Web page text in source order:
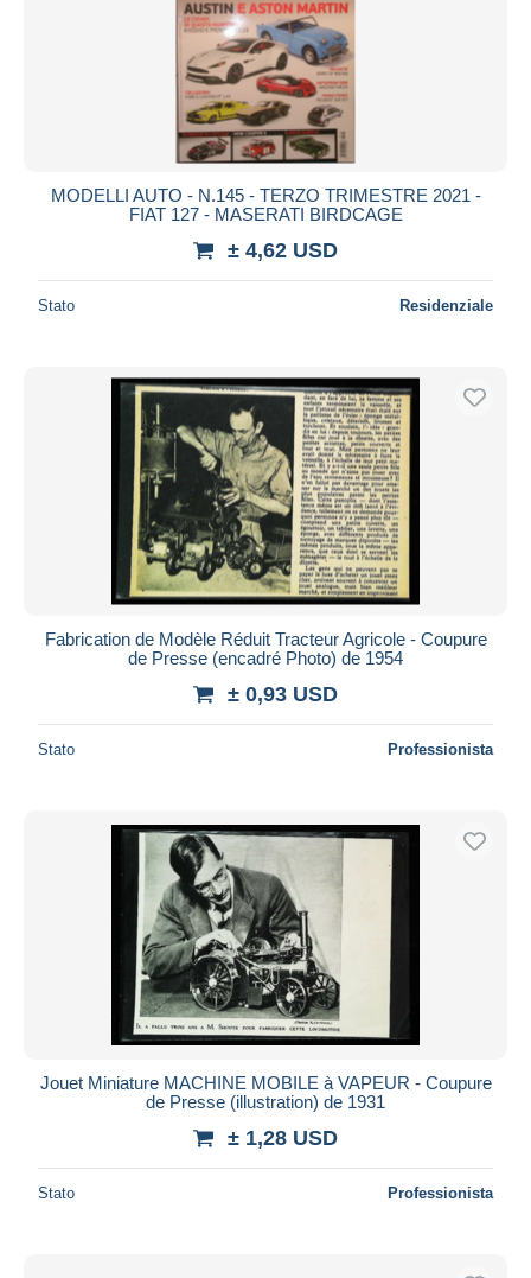
MODELLI AUTO - N.145 - TERZO TRIMESTRE 2021 -
FIAT 127 - MASERATI BIRDCAGE
± 4,62 USD
Stato Residenziale
Fabrication de Modèle Réduit Tracteur Agricole - Coupure
de Presse (encadré Photo) de 1954
± 0,93 USD
Stato Professionista
Jouet Miniature MACHINE MOBILE à VAPEUR - Coupure
de Presse (illustration) de 1931
± 1,28 USD
Stato Professionista